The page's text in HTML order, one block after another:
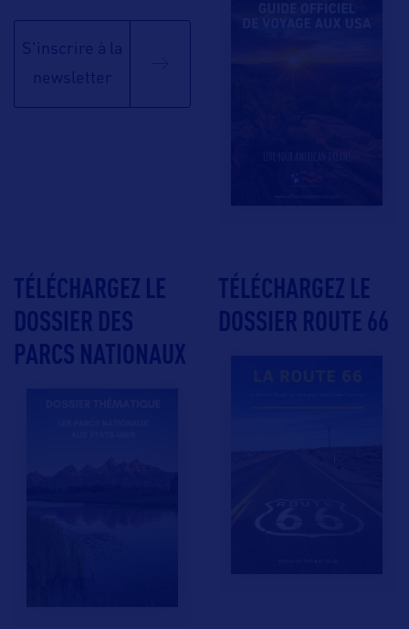
S'inscrire à la
newsletter
TÉLÉCHARGEZ LE
DOSSIER DES
PARCS NATIONAUX
TÉLÉCHARGEZ LE
DOSSIER ROUTE 66